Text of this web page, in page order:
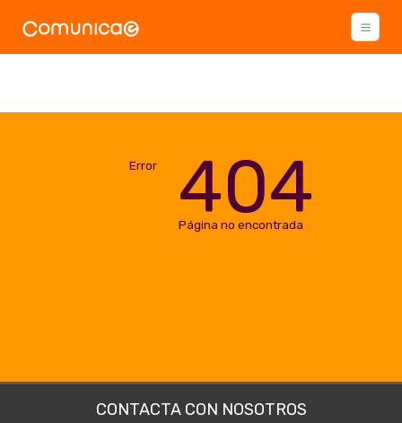
Error 404
Página no encontrada
CONTACTA CON NOSOTROS